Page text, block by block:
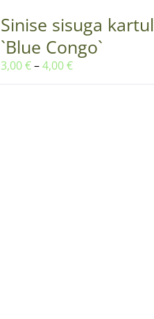
Sinise sisuga kartul
`Blue Congo`
3,00€–4,00€Hinnavahemik: